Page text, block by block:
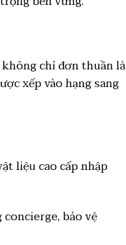
chỉ đơn thuần là
xếp vào hạng sang
liệu cao cấp nhập
bảo vệ